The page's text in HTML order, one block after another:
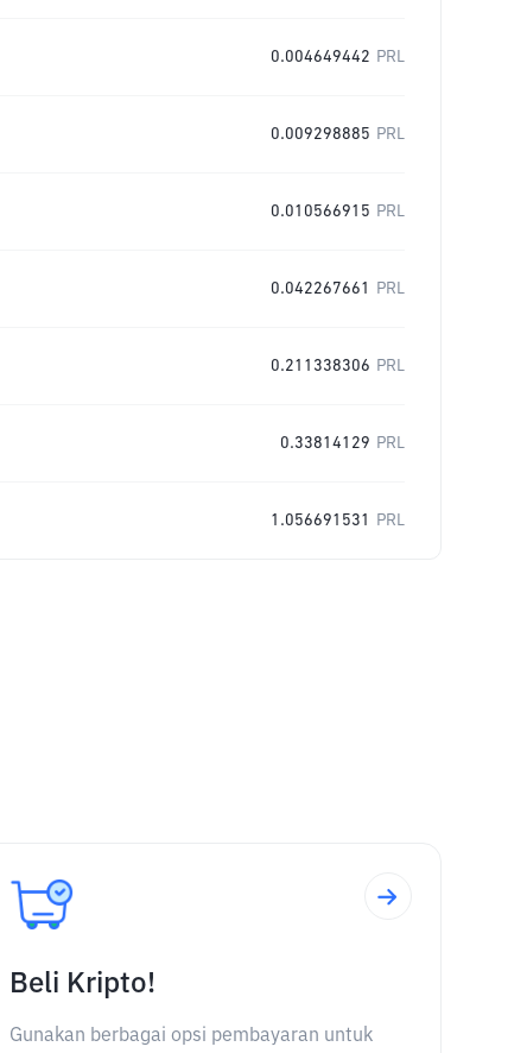
0.004649442 PRL
0.009298885 PRL
0.010566915 PRL
0.042267661 PRL
0.211338306 PRL
0.33814129 PRL
1.056691531 PRL
Beli Kripto!
Gunakan berbagai opsi pembayaran untuk